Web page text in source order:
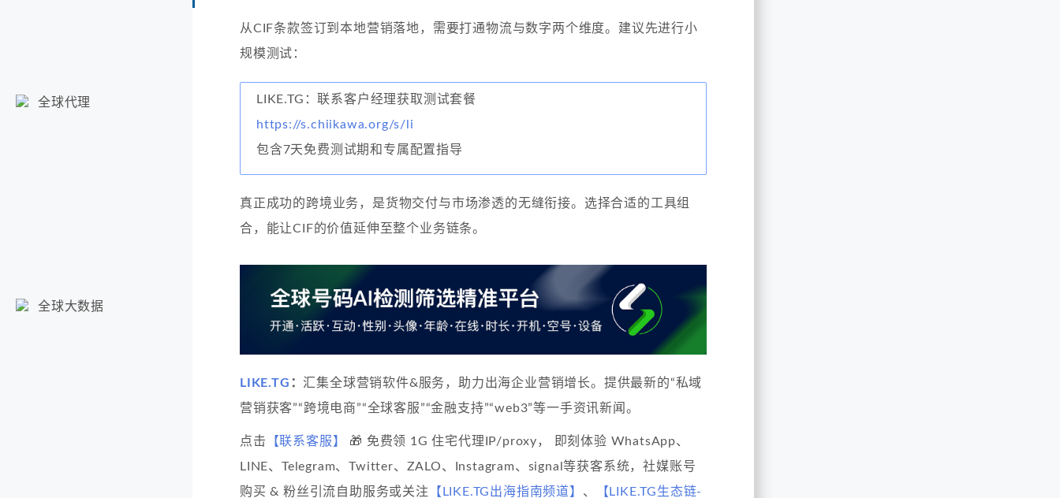
全球代理
全球大数据
从CIF条款签订到本地营销落地，需要打通物流与数字两个维度。建议先进行小
规模测试：
LIKE.TG：联系客户经理获取测试套餐
https://s.chiikawa.org/s/li
包含7天免费测试期和专属配置指导
真正成功的跨境业务，是货物交付与市场渗透的无缝衔接。选择合适的工具组
合，能让CIF的价值延伸至整个业务链条。
LIKE.TG ： 汇集全球营销软件&服务，助力出海企业营销增长。提供最新的“私域
营销获客”“跨境电商”“全球客服”“金融支持”“web3”等一手资讯新闻。
点击 【联系客服】
🎁 免费领 1G 住宅代理IP/proxy， 即刻体验 WhatsApp、
LINE、Telegram、Twitter、ZALO、Instagram、signal等获客系统，社媒账号
购买 & 粉丝引流自助服务或关注
【LIKE.TG出海指南频道】 、 【LIKE.TG生态链-